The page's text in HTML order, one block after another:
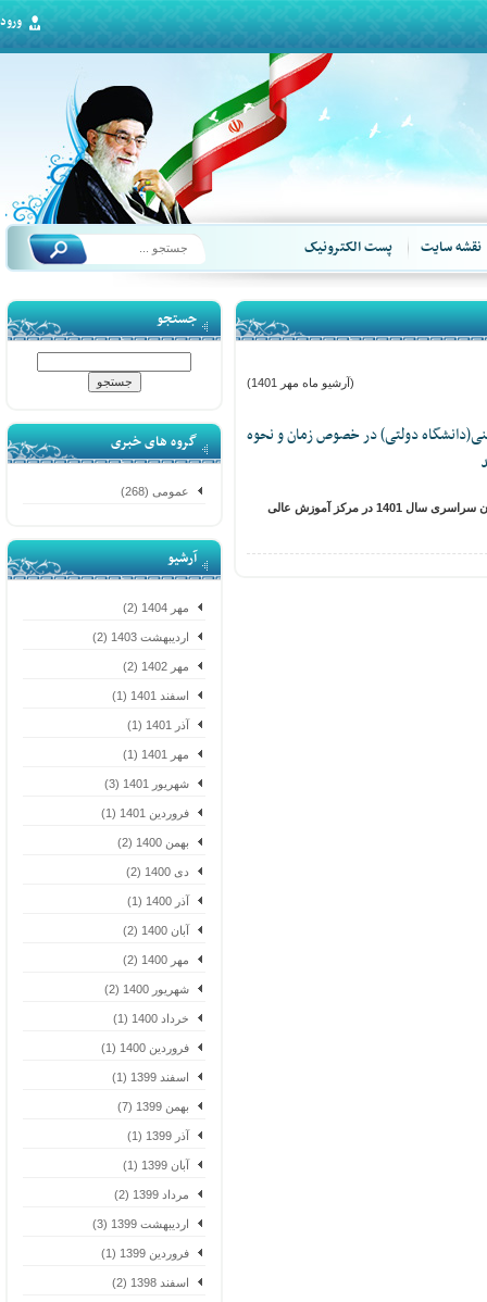
ورود
سایت پست الکترونیک
جستجو
گروه های خبری
عمومی (268)
آرشیو
مهر 1404 (2)
اردیبهشت 1403 (2)
مهر 1402 (2)
اسفند 1401 (1)
آذر 1401 (1)
مهر 1401 (1)
شهریور 1401 (3)
فروردین 1401 (1)
بهمن 1400 (2)
دی 1400 (2)
آذر 1400 (1)
آبان 1400 (2)
مهر 1400 (2)
شهریور 1400 (2)
خرداد 1400 (1)
فروردین 1400 (1)
اسفند 1399 (1)
بهمن 1399 (7)
آذر 1399 (1)
آبان 1399 (1)
مرداد 1399 (2)
اردیبهشت 1399 (3)
فروردین 1399 (1)
اسفند 1398 (2)
(آرشیو ماه مهر 1401)
دولتی) در خصوص زمان و نحوه
قابل توجه کلیه پذیرفته شدگان آزمون سراسری سال 1401 در مرکز آموزش عالی